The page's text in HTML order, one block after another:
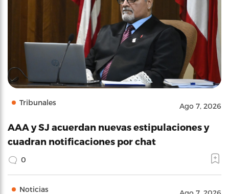
Tribunales Ago 7, 2026
AAA y SJ acuerdan nuevas estipulaciones y
cuadran notificaciones por chat
0
Noticias